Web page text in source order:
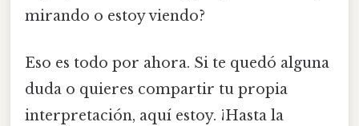
mirando o estoy viendo?
Eso es todo por ahora. Si te quedó alguna
duda o quieres compartir tu propia
interpretación, aquí estoy. ¡Hasta la